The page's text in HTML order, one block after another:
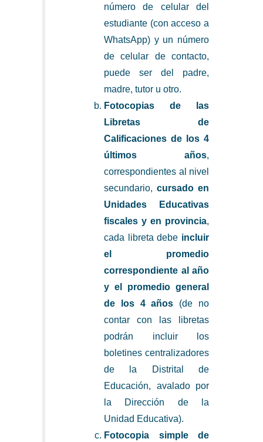
número de celular del
estudiante (con acceso a
WhatsApp) y un número
de celular de contacto,
puede ser del padre,
madre, tutor u otro.
Fotocopias de las
Libretas de
Calificaciones de los 4
últimos años,
correspondientes al nivel
secundario, cursado en
Unidades Educativas
fiscales y en provincia,
cada libreta debe incluir
el promedio
correspondiente al año
y el promedio general
de los 4 años (de no
contar con las libretas
podrán incluir los
boletines centralizadores
de la Distrital de
Educación, avalado por
la Dirección de la
Unidad Educativa).
Fotocopia simple de